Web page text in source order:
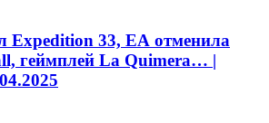
Expedition 33, EA отменила
геймплей La Quimera… |